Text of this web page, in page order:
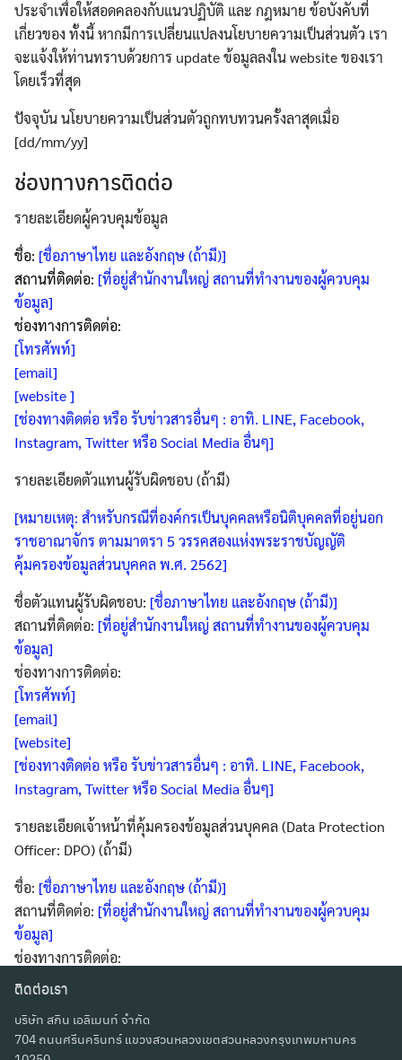
ประจำเพื่อให้สอดคลองกับแนวปฏิบัติ และ กฎหมาย ข้อบังคับที่
เกี่ยวของ ทั้งนี้ หากมีการเปลี่ยนแปลงนโยบายความเป็นส่วนตัว เรา
จะแจ้งให้ท่านทราบด้วยการ update ข้อมูลลงใน website ของเรา
โดยเร็วที่สุด
ปัจจุบัน นโยบายความเป็นส่วนตัวถูกทบทวนครั้งลาสุดเมื่อ
[dd/mm/yy]
ช่องทางการติดต่อ
รายละเอียดผู้ควบคุมข้อมูล
ชื่อ: [ชื่อภาษาไทย และอังกฤษ (ถ้ามี)]
สถานที่ติดต่อ: [ที่อยู่สำนักงานใหญ่ สถานที่ทำงานของผู้ควบคุม
ข้อมูล]
ช่องทางการติดต่อ:
[โทรศัพท์]
[email]
[website ]
[ช่องทางติดต่อ หรือ รับข่าวสารอื่นๆ : อาทิ. LINE, Facebook,
Instagram, Twitter หรือ Social Media อื่นๆ]
รายละเอียดตัวแทนผู้รับผิดชอบ (ถ้ามี)
[หมายเหตุ: สำหรับกรณีที่องค์กรเป็นบุคคลหรือนิติบุคคลที่อยู่นอก
ราชอาณาจักร ตามมาตรา 5 วรรคสองแห่งพระราชบัญญัติ
คุ้มครองข้อมูลส่วนบุคคล พ.ศ. 2562]
ชื่อตัวแทนผู้รับผิดชอบ: [ชื่อภาษาไทย และอังกฤษ (ถ้ามี)]
สถานที่ติดต่อ: [ที่อยู่สำนักงานใหญ่ สถานที่ทำงานของผู้ควบคุม
ข้อมูล]
ช่องทางการติดต่อ:
[โทรศัพท์]
[email]
[website]
[ช่องทางติดต่อ หรือ รับข่าวสารอื่นๆ : อาทิ. LINE, Facebook,
Instagram, Twitter หรือ Social Media อื่นๆ]
รายละเอียดเจ้าหน้าที่คุ้มครองข้อมูลส่วนบุคคล (Data Protection
Officer: DPO) (ถ้ามี)
ชื่อ: [ชื่อภาษาไทย และอังกฤษ (ถ้ามี)]
สถานที่ติดต่อ: [ที่อยู่สำนักงานใหญ่ สถานที่ทำงานของผู้ควบคุม
ข้อมูล]
ช่องทางการติดต่อ:
[โทรศัพท์]
รายละเอียดหน่วยงานกำกับดูแล
ติดต่อเรา
บริษัท สกิน เอลิเมนท์ จำกัด
704 ถนนศรีนครินทร์ แขวงสวนหลวงเขตสวนหลวงกรุงเทพมหานคร